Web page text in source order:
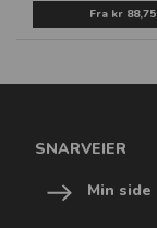
Fra kr 88,75
SNARVEIER
Min side